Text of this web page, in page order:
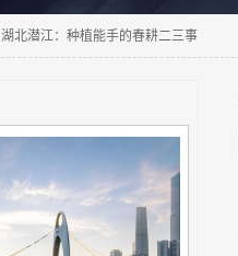
湖北潜江：种植能手的春耕二三事